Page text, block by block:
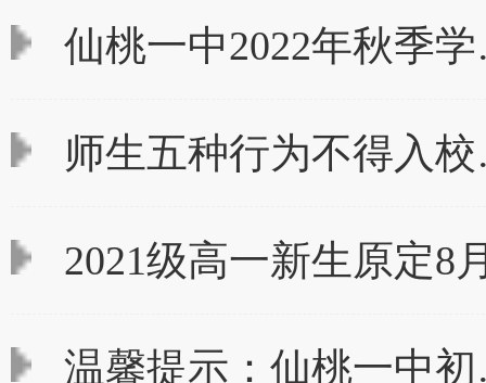
仙桃一中2022年秋季
师生五种行为不得入
2021级高一新生原定8
温馨提示：仙桃一中